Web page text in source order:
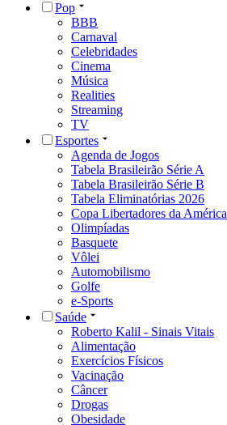
Pop
BBB
Carnaval
Celebridades
Cinema
Música
Realities
Streaming
TV
Esportes
Agenda de Jogos
Tabela Brasileirão Série A
Tabela Brasileirão Série B
Tabela Eliminatórias 2026
Copa Libertadores da América
Olimpíadas
Basquete
Vôlei
Automobilismo
Golfe
e-Sports
Saúde
Roberto Kalil - Sinais Vitais
Alimentação
Exercícios Físicos
Vacinação
Câncer
Drogas
Obesidade